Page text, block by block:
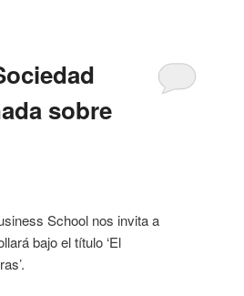
sobre
School nos invita a
bajo el título ‘El